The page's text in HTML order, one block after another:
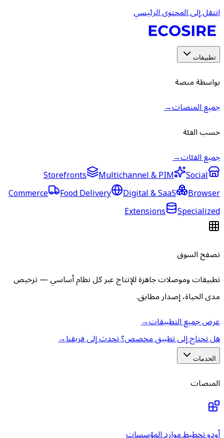
انتقل إلى المحتوى الرئيسي
تطبيقات
بواسطة منصة
جميع المنصات→
حسب الفئة
جميع الفئات→
Storefronts
Multichannel & PIM
Social
Commerce
Food Delivery Digital & SaaS
Browser
Extensions
Specialized
تصفح السوق
تطبيقات وموصلات جاهزة للإنتاج عبر كل نظام أساسي — ترخيص
مدى الحياة، إصدار مطابق.
عرض جميع التطبيقات→
هل تحتاج إلى تطبيق مخصص؟ تحدث إلى فريقنا→
الخدمات
المنصات
أودو تخطيط موارد المؤسسات